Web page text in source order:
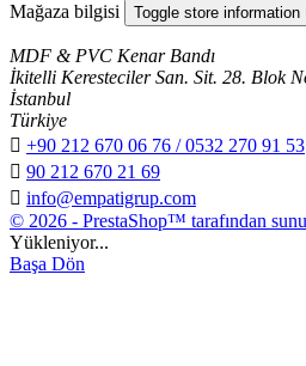
Mağaza bilgisi Toggle store information
MDF & PVC Kenar Bandı
İkitelli Keresteciler San. Sit. 28. Blok
İstanbul
Türkiye
 +90 212 670 06 76 / 0532 270 91 53
 90 212 670 21 69
 info@empatigrup.com
© 2026 - PrestaShop™ tarafından
Yükleniyor...
Başa Dön